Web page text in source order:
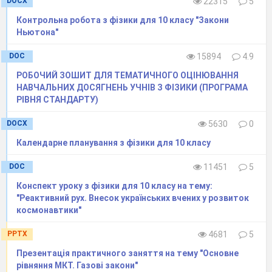
У разі правильного виконання завдання, учні
отримують номер кабінету (№ 34), на дверях
завданням.
Якщо учні не розв’ язали задачу(або розв’язали
некоректно), то члени журі, після відведеного
на виконання задачі часу, кажуть їм номер
кабінету, але вирушає група через 2 хвилини.
Селище Допомоги(Додаток В)
Ведучий
Допомоги. На ночівлю попросилися до бабусі.
Вона має онука-п
звернувся за допомогою до козаків, але вони
тільки розвели руками. Ви
допомогти Данилу вирішити проблему й
Контрольна робота з фізики для 10 класу "Закони
Ньютона"
DOC 15894
4.9
РОБОЧИЙ ЗОШИТ ДЛЯ ТЕМАТИЧНОГО ОЦІНЮВАННЯ
НАВЧАЛЬНИХ ДОСЯГНЕНЬ УЧНІВ З ФІЗИКИ (ПРОГРАМА
РІВНЯ СТАНДАРТУ)
DOCX 5630
0
Календарне планування з фізики для 10 класу
DOC 11451
5
Конспект уроку з фізики для 10 класу на тему:
"Реактивний рух. Внесок українських вчених у розвиток
космонавтики"
PPTX 4681
5
Презентація практичного заняття на тему "Основне
рівняння МКТ. Газові закони"